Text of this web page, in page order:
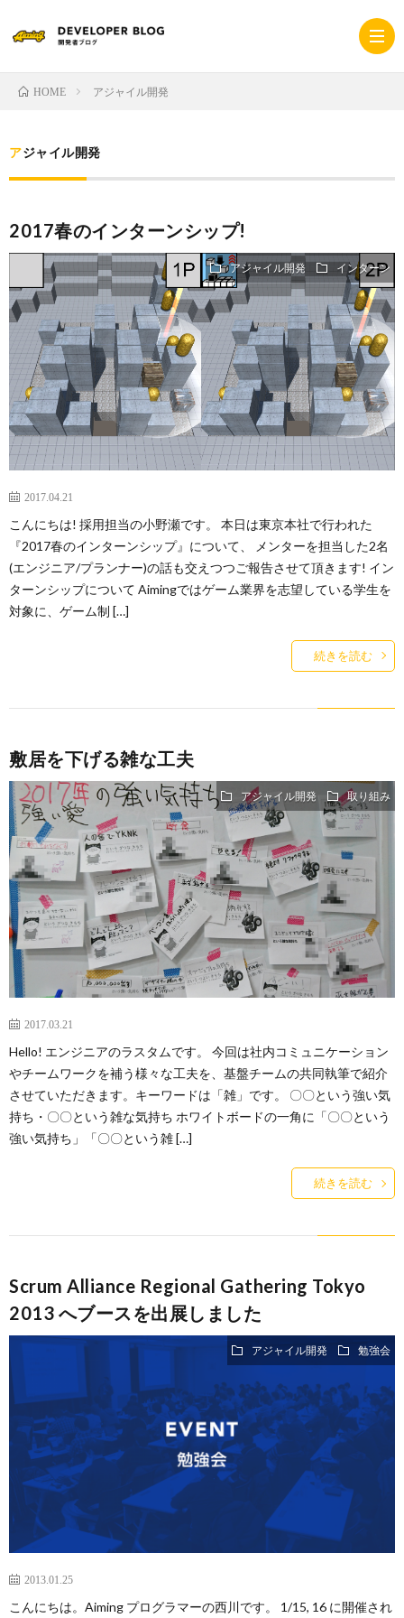
ー
採
サ
イ
ト
ー
ポ
レ
ー
イ
プ
ラ
イ
バ
ポ
シ
HOME アジャイル開発
アジャイル開発
2017春のインターンシップ!
アジャイル開発 インターン
2017.04.21
こんにちは! 採用担当の小野瀬です。 本日は東京本社で行われた
『2017春のインターンシップ』について、 メンターを担当した2名
(エンジニア/プランナー)の話も交えつつご報告させて頂きます! イン
ターンシップについて Aimingではゲーム業界を志望している学生を
対象に、ゲーム制 […]
続きを読む
敷居を下げる雑な工夫
アジャイル開発 取り組み
2017.03.21
Hello! エンジニアのラスタムです。 今回は社内コミュニケーション
やチームワークを補う様々な工夫を、基盤チームの共同執筆で紹介
させていただきます。キーワードは「雑」です。 〇〇という強い気
持ち・〇〇という雑な気持ち ホワイトボードの一角に「〇〇という
強い気持ち」「〇〇という雑 […]
続きを読む
Scrum Alliance Regional Gathering Tokyo
2013 へブースを出展しました
アジャイル開発 勉強会
2013.01.25
こんにちは。Aiming プログラマーの西川です。 1/15, 16 に開催され